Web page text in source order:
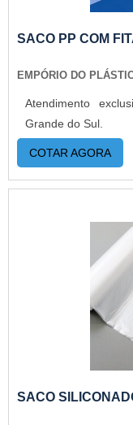
SACO PP COM
EMPÓRIO DO
Atendimento
Grande do Sul.
COTAR AGORA
SACO